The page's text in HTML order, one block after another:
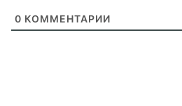
0 КОММЕНТАРИИ